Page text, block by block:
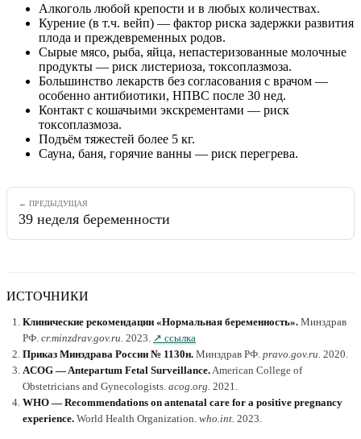
Алкоголь любой крепости и в любых количествах.
Курение (в т.ч. вейп) — фактор риска задержки развития
плода и преждевременных родов.
Сырые мясо, рыба, яйца, непастеризованные молочные
продукты — риск листериоза, токсоплазмоза.
Большинство лекарств без согласования с врачом —
особенно антибиотики, НПВС после 30 нед.
Контакт с кошачьими экскрементами — риск
токсоплазмоза.
Подъём тяжестей более 5 кг.
Сауна, баня, горячие ванны — риск перегрева.
← ПРЕДЫДУЩАЯ
39 неделя беременности
ИСТОЧНИКИ
Клинические рекомендации «Нормальная беременность». Минздрав
РФ cr.minzdrav.gov.ru 2023 ↗ ссылка
Приказ Минздрава России № 1130н. Минздрав РФ pravo.gov.ru 2020
ACOG — Antepartum Fetal Surveillance. American College of
Obstetricians and Gynecologists acog.org 2021
WHO — Recommendations on antenatal care for a positive pregnancy
experience. World Health Organization who.int 2023